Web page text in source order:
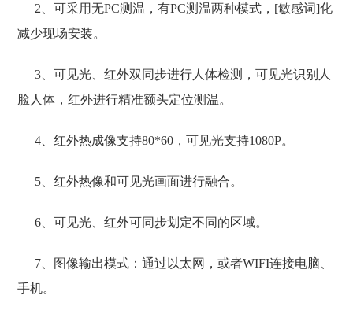
2、可采用无PC测温，有PC测温两种模式，[敏感词]化
减少现场安装。
3、可见光、红外双同步进行人体检测，可见光识别人
脸人体，红外进行精准额头定位测温。
4、红外热成像支持80*60，可见光支持1080P。
5、红外热像和可见光画面进行融合。
6、可见光、红外可同步划定不同的区域。
7、 图像输出模式：通过以太网，或者WIFI连接电脑、
手机。